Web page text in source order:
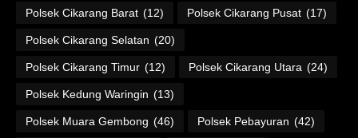
Polsek Cikarang Barat (12) Polsek Cikarang Pusat (17)
Polsek Cikarang Selatan (20)
Polsek Cikarang Timur (12) Polsek Cikarang Utara (24)
Polsek Kedung Waringin (13)
Polsek Muara Gembong (46) Polsek Pebayuran (42)